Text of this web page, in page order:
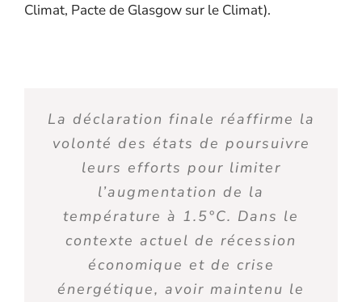
Climat, Pacte de Glasgow sur le Climat).
La déclaration finale réaffirme la
volonté des états de poursuivre
leurs efforts pour limiter
l’augmentation de la
température à 1.5°C. Dans le
contexte actuel de récession
économique et de crise
énergétique, avoir maintenu le